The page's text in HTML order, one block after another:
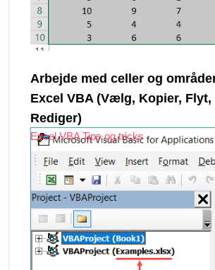
Arbejde med celler og
Excel VBA (Vælg, Kopier, Flyt,
Rediger)
Excel VBA Tips og tricks